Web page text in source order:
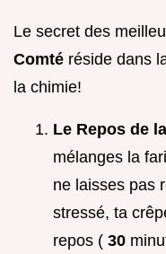
Le secret des
Comté réside dans
la chimie!
Le Repos de
mélanges la
ne laisses pas
stressé, ta
repos ( 30